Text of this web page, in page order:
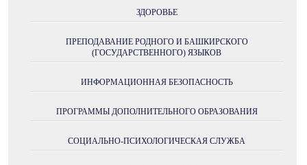
ЗДОРОВЬЕ
ПРЕПОДАВАНИЕ РОДНОГО И БАШКИРСКОГО
(ГОСУДАРСТВЕННОГО) ЯЗЫКОВ
ИНФОРМАЦИОННАЯ БЕЗОПАСНОСТЬ
ПРОГРАММЫ ДОПОЛНИТЕЛЬНОГО ОБРАЗОВАНИЯ
СОЦИАЛЬНО-ПСИХОЛОГИЧЕСКАЯ СЛУЖБА